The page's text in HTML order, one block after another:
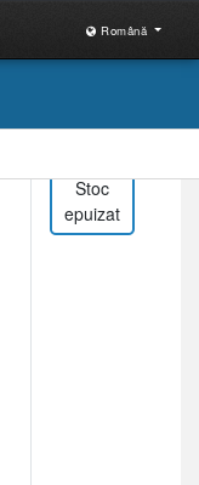
Română
Stoc
epuizat